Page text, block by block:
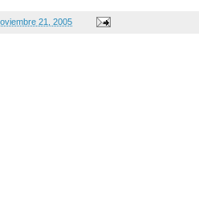
21, 2005